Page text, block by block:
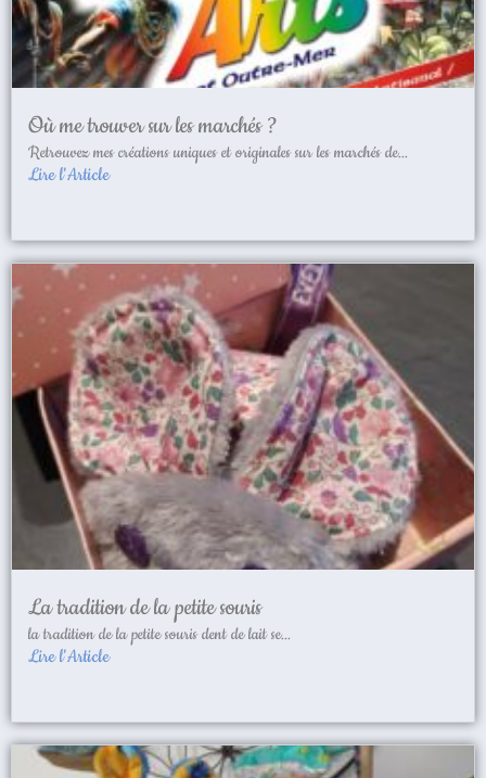
Où me trouver sur les marchés ?
Retrouvez mes créations uniques et originales sur les marchés de...
Lire l'Article
La tradition de la petite souris
la tradition de la petite souris dent de lait se...
Lire l'Article